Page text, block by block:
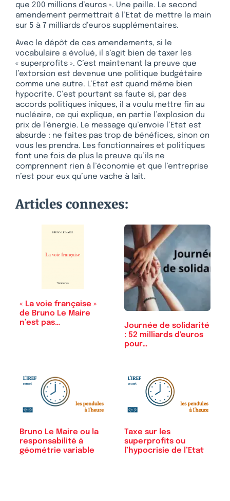
que 200 millions d’euros ». Une paille. Le second
amendement permettrait à l’Etat de mettre la main
sur 5 à 7 milliards d’euros supplémentaires.
Avec le dépôt de ces amendements, si le
vocabulaire a évolué, il s’agit bien de taxer les
« superprofits ». C’est maintenant la preuve que
l’extorsion est devenue une politique budgétaire
comme une autre. L’Etat est quand même bien
hypocrite. C’est pourtant sa faute si, par des
accords politiques iniques, il a voulu mettre fin au
nucléaire, ce qui explique, en partie l’explosion du
prix de l’énergie. Le message qu’envoie l’Etat est
absurde : ne faites pas trop de bénéfices, sinon on
vous les prendra. Les fonctionnaires et politiques
font une fois de plus la preuve qu’ils ne
comprennent rien à l’économie et que l’entreprise
n’est pour eux qu’une vache à lait.
Articles connexes:
« La voie française »
de Bruno Le Maire
n’est pas…
Journée de solidarité
: 52 milliards d'euros
pour…
Bruno Le Maire ou la
responsabilité à
géométrie variable
Taxe sur les
superprofits ou
l’hypocrisie de l’Etat